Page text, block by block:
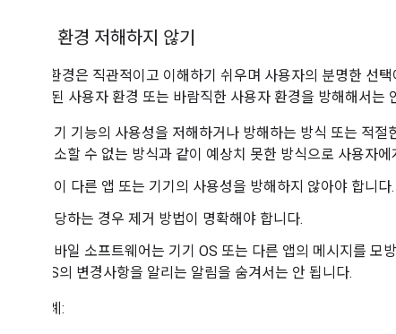
모바일 환경 저해하지 않기
사용자 환경은 직관적이고 이해하기 쉬우며 사용자의 분명한 선
며, 광고된 사용자 환경 또는 바람직한 사용자 환경을 방해해서는
기기 기능의 사용성을 저해하거나 방해하는 방식 또는 적
취소할 수 없는 방식과 같이 예상치 못한 방식으로 사용자
앱이 다른 앱 또는 기기의 사용성을 방해하지 않아야 합니다.
해당하는 경우 제거 방법이 명확해야 합니다.
모바일 소프트웨어는 기기 OS 또는 다른 앱의 메시지를
OS의 변경사항을 알리는 알림을 숨겨서는 안 됩니다.
위반 사례: